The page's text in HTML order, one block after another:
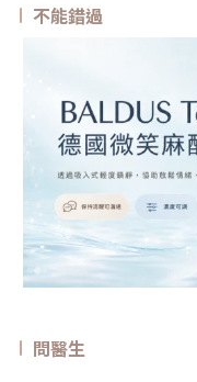
不能錯過
問醫生